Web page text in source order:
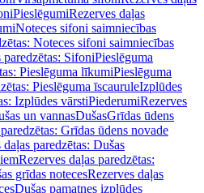
PieslēgumiRezerves daļas
Noteces sifoni saimniecības
Noteces sifoni saimniecības
paredzētas: SifoniPieslēguma
Pieslēguma līkumiPieslēguma
Pieslēguma īscauruleIzplūdes
Izplūdes vārstiPiederumiRezerves
un vannasDušasGrīdas ūdens
Grīdas ūdens novade
daļas paredzētas: Dušas
Rezerves daļas paredzētas:
grīdas notecesRezerves daļas
Dušas pamatnes izplūdes